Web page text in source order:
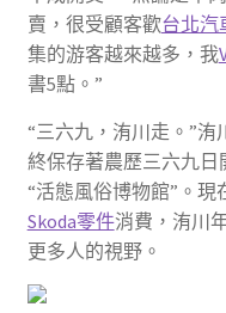
賣，很受顧客歡台北汽
集的游客越來越多，我
書5點。”
“三六九，洧川走。”
終保存著農歷三六九
“活態風俗博物館”。
Skoda零件消費，洧川
更多人的視野。